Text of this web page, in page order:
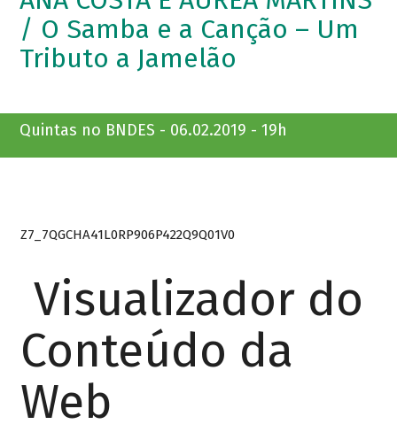
/ O Samba e a Canção – Um
Tributo a Jamelão
Quintas no BNDES - 06.02.2019 - 19h
Z7_7QGCHA41L0RP906P422Q9Q01V0
Visualizador do
Conteúdo da
Web